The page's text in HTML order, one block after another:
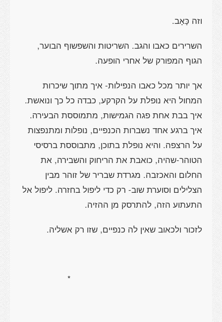
וזה כָּאָב.
השרירים כאבו והגב. השריטות והשפשוף הבוער,
הגוף המפורק של אחרי הופעה.
אך יותר מכל כאבו הנפילות- איך מתוך שיכרות
המחול היא נופלת על הקרקע, כבדה כל כך ונואשת.
איך בבת אחת פגה הגמישות, מתמוססת הבעירה.
איך ברגע אחד נשברות הכנפיים, נופלות ומתנפצות
על הרצפה. והיא נופלת בתוכן, מתבוססת ברסיסי
הטוהר-שהיה, כואבת את הריחוק והשבירה, את
החלום והאכזבה. מגרדת שבריר של זוהר מבין
הצלילים וסוערת שוב- רק כדי ליפול בחזרה. ליפול אל
התעתוע הזה, להתרסק מן ההזיה.
לזכור ולכאוב שאין לה כנפיים, שזו רק אשליה.
*